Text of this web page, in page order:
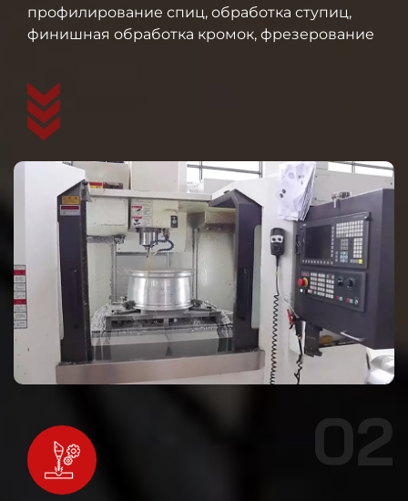
профилирование спиц, обработка ступиц,
финишная обработка кромок, фрезерование
фасок
02